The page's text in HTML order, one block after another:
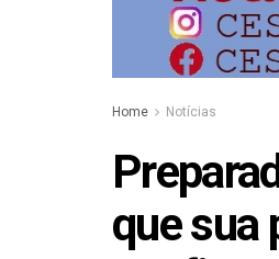
Home Notícias
que sua